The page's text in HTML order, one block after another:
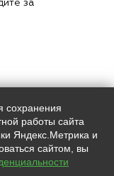
за
© 2026
Контакты:
(812) 0000000
( 812) 0000000
сохранения
работы сайта
Яндекс.Метрика и
сайтом, вы